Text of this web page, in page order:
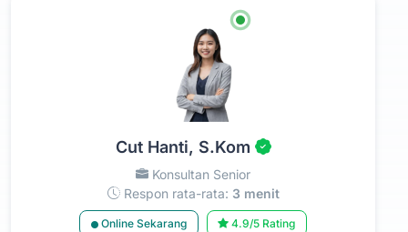
Cut Hanti, S.Kom
Konsultan Senior
Respon rata-rata: 3 menit
Online Sekarang 4.9/5 Rating